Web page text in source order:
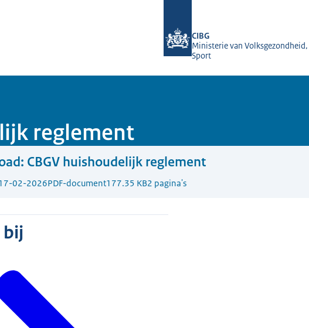
CIBG
Ministerie van
Sport
reglement
CBGV huishoudelijk reglement
02-2026PDF-document177.35 KB2 pagina's